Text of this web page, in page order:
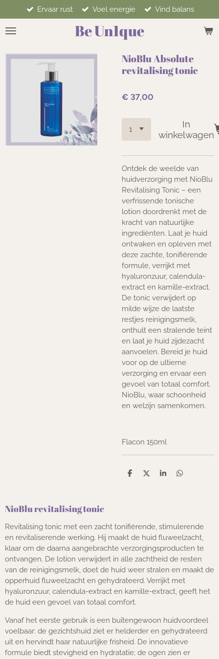
direct
naar
hoofdinhoud
Be Un1que
Ervaar rust Voel energie Vind balans
NioBlu Absolute
revitalising tonic
€ 37,00
In
winkelwagen
Ontdek de weelde van
huidverzorging met NioBlu
Revitalising Tonic – een
verfrissende tonische
lotion doordrenkt met de
kracht van natuurlijke
ingrediënten. Laat je huid
ontwaken en opleven met
deze zachte, tonifiërende
formule, verrijkt met
hyaluronzuur, calendula-
extract en kamille-extract.
De tonic verwijdert op
milde wijze de laatste
restjes reinigingsmelk,
onthult een stralende teint
en laat je huid zijdezacht
aanvoelen. Bereid je huid
voor op de ultieme
verzorging en ervaar een
gevoel van totaal comfort.
NioBlu, waar schoonheid
en welzijn samenkomen.
Flacon 150ml
D
D
S
D
NioBlu revitalising tonic
Revitalising tonic met een zacht tonifiërende, stimulerende
en revitaliserende werking. Hij maakt de huid fluweelzacht,
klaar om de daarna aangebrachte verzorgingsproducten te
ontvangen. De lotion verwijdert in alle zachtheid de resten
van de reinigingsmelk, doet de huid weer stralen en maakt de
opperhuid fluweelzacht en gehydrateerd. Verrijkt met
hyaluronzuur, calendula-extract en kamille-extract, geeft het
de huid een gevoel van totaal comfort.
Vanaf het eerste gebruik is een buitengewoon huidvoordeel
voelbaar: de gezichtshuid ziet er helderder en gehydrateerd
uit en hervindt haar natuurlijke frisheid. De innovatieve
formule biedt stevigheid en hydratatie; de ogen zien er